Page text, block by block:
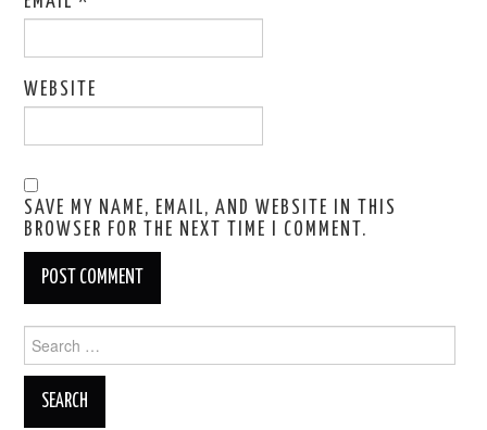
WEBSITE
SAVE MY NAME, EMAIL, AND WEBSITE IN THIS
BROWSER FOR THE NEXT TIME I COMMENT.
for: